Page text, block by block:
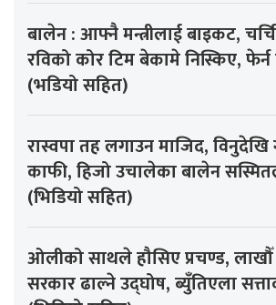
बालेन : आफ्नै मन्त्रीलाई बाइकट,
रविको कोर टिम बेकामे निस्किए,
(भडियो सहित)
रास्वपा तह लगाउन माजिद, विनुदेखि
काफी, हिजो उचालेका बालेन
(भिडियो सहित)
ओलीको साथले हौसिए प्रचण्ड, लाखौँ
सरकार ढाल्ने उद्घोष, ब्युँतिएला